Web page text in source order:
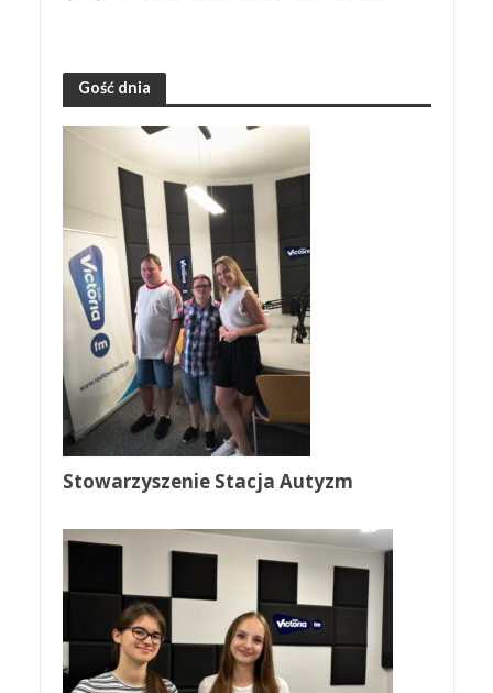
Gość dnia
Stowarzyszenie Stacja Autyzm